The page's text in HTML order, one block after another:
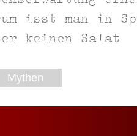
isst man in
keinen Salat
Mythen